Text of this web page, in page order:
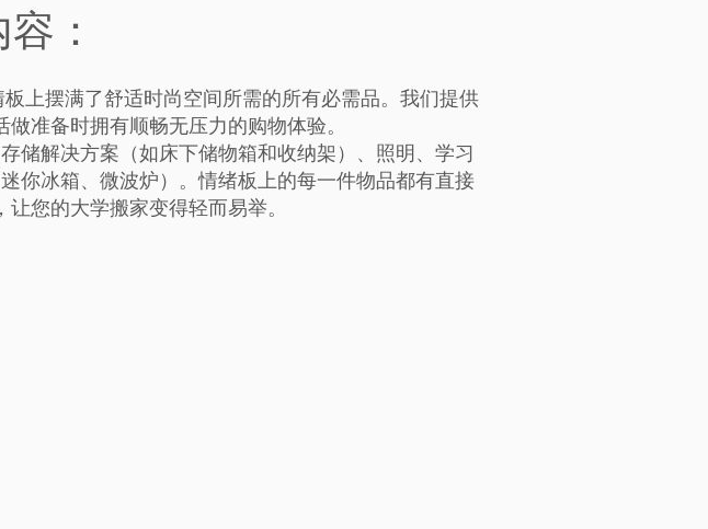
：
上摆满了舒适时尚空间所需的所有必需品。我们提供
准备时拥有顺畅无压力的购物体验。
储解决方案（如床下储物箱和收纳架）、照明、学习
你冰箱、微波炉）。情绪板上的每一件物品都有直接
您的大学搬家变得轻而易举。